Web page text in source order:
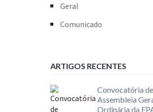
Geral
Comunicado
ARTIGOS RECENTES
Convocatória de
Assembleia
Ordinária da